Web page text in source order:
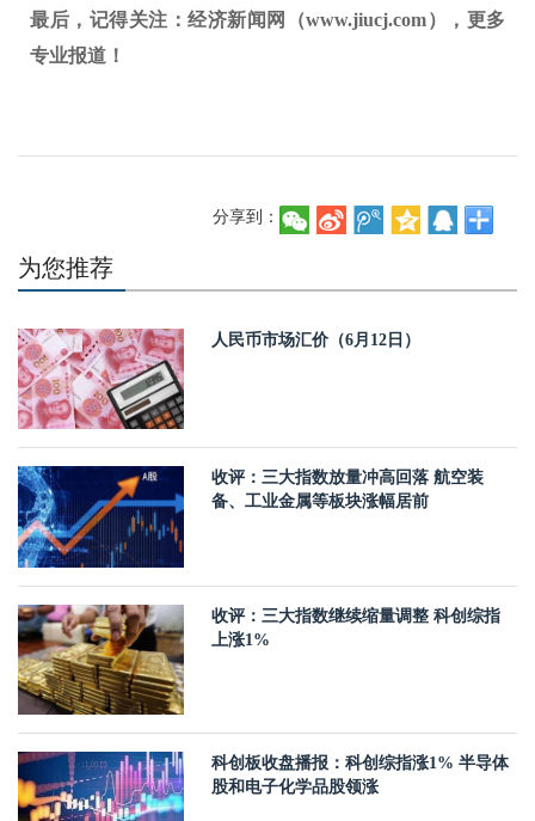
最后，记得关注：经济新闻网（www.jiucj.com），更多
专业报道！
分享到：
为您推荐
人民币市场汇价（6月12日）
收评：三大指数放量冲高回落 航空装
备、工业金属等板块涨幅居前
收评：三大指数继续缩量调整 科创综指
上涨1%
科创板收盘播报：科创综指涨1% 半导体
股和电子化学品股领涨